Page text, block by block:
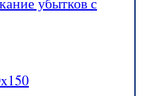
убытков с